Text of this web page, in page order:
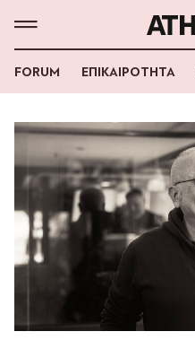
FORUM ΕΠΙΚΑΙΡΟΤΗΤΑ